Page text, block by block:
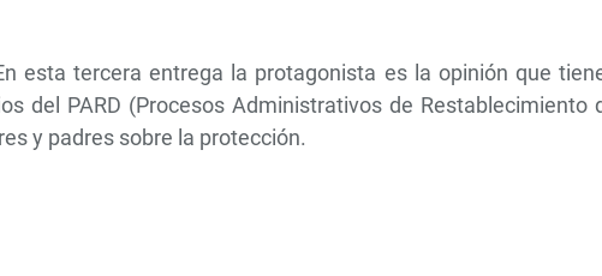
esta tercera entrega la protagonista es la opinión que
del PARD (Procesos Administrativos de Restablecimiento
y padres sobre la protección.